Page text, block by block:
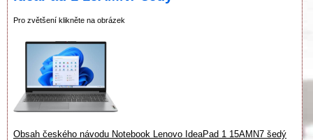
Pro zvětšení klikněte na obrázek
Obsah českého návodu Notebook Lenovo IdeaPad 1 15AMN7 šedý